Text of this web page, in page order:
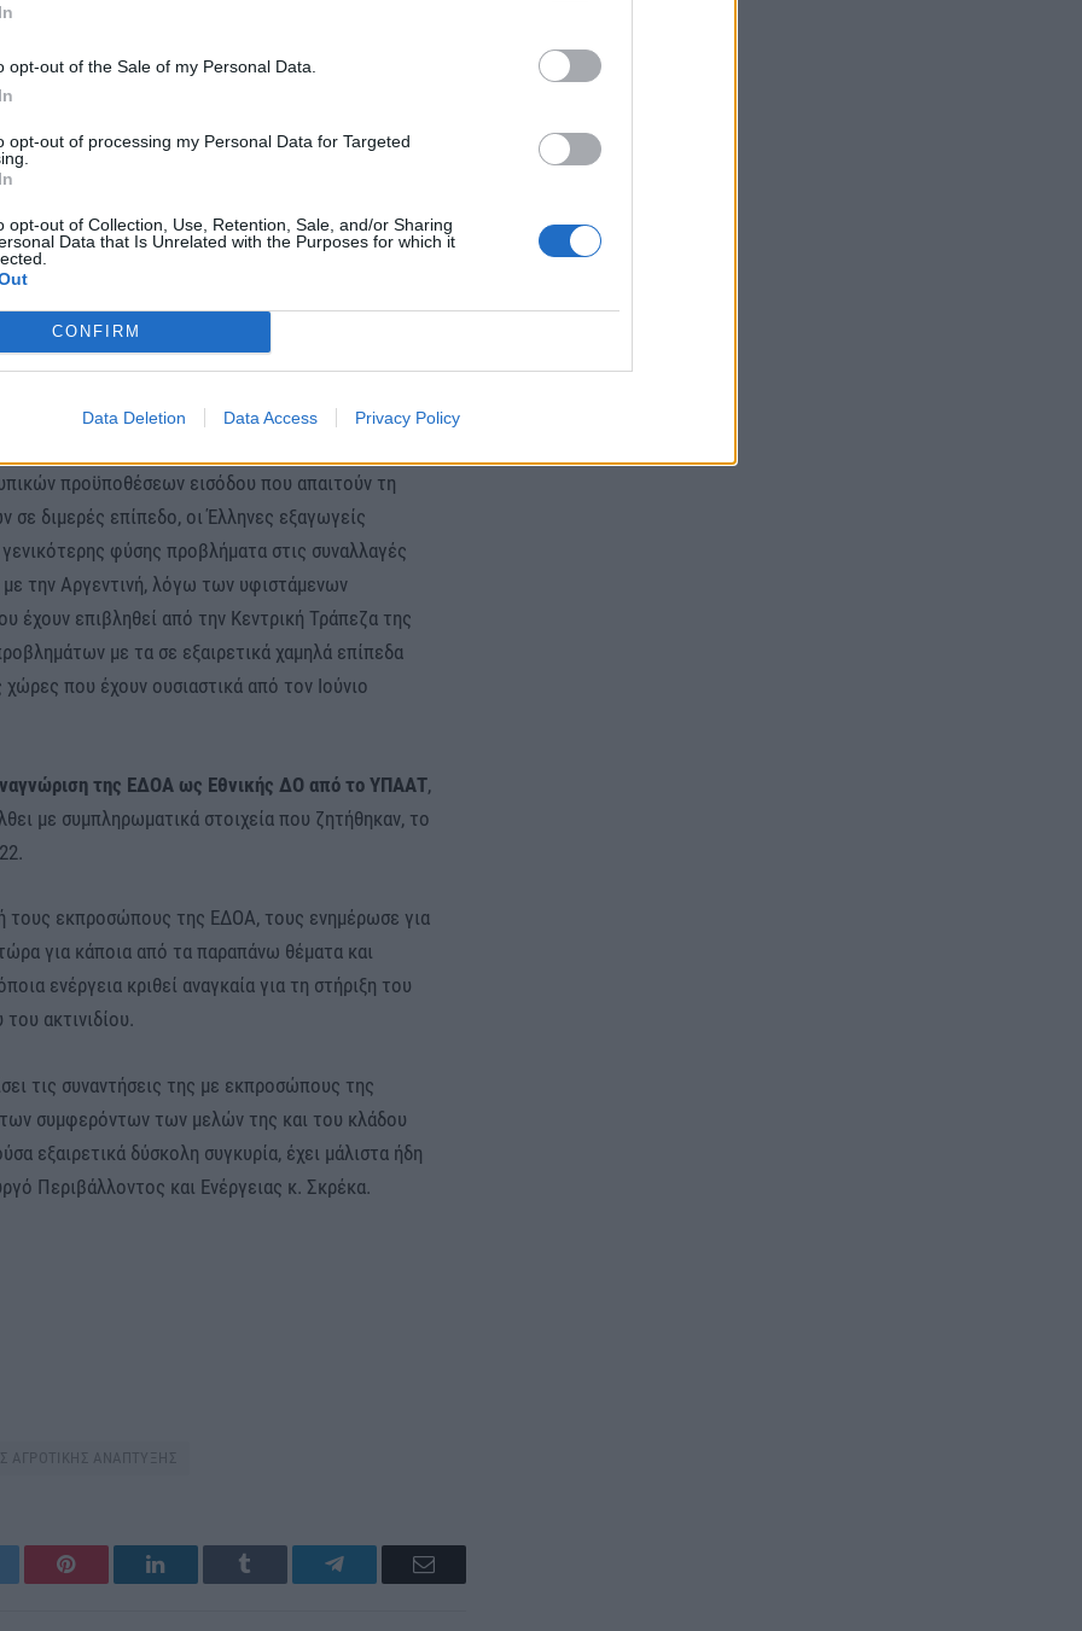
opt-out of the Sale of my Personal Data.
opt-out of processing my Personal Data for Targeted
opt-out of Collection, Use, Retention, Sale, and/or Sharing
Data that Is Unrelated with the Purposes for which it
CONFIRM
Data Deletion Data Access Privacy Policy
πρόβλημα της έλλειψης εργατών γης
συνεχίζει να απειλεί άμεσα τη φετινή
ακτινιδίων και η παράνομη διακίνηση στο
που έρχονται από τη μια σε αντίθεση με την
άλλη να καταστρέψει την εικόνα των ελληνικών
των προϋποθέσεων εισόδου του ελληνικού
χωρών
προϋποθέσεων εισόδου που απαιτούν τη
σε διμερές επίπεδο, οι Έλληνες εξαγωγείς
γενικότερης φύσης προβλήματα στις συναλλαγές
την Αργεντινή, λόγω των υφιστάμενων
έχουν επιβληθεί από την Κεντρική Τράπεζα της
με τα σε εξαιρετικά χαμηλά επίπεδα
που έχουν ουσιαστικά από τον Ιούνιο
της ΕΔΟΑ ως Εθνικής ΔΟ από το ΥΠΑΑΤ,
με συμπληρωματικά στοιχεία που ζητήθηκαν, το
τους εκπροσώπους της ΕΔΟΑ, τους ενημέρωσε για
για κάποια από τα παραπάνω θέματα και
ενέργεια κριθεί αναγκαία για τη στήριξη του
ακτινιδίου.
τις συναντήσεις της με εκπροσώπους της
συμφερόντων των μελών της και του κλάδου
εξαιρετικά δύσκολη συγκυρία, έχει μάλιστα ήδη
Περιβάλλοντος και Ενέργειας κ. Σκρέκα.
ΑΓΡΟΤΙΚΗΣ ΑΝΑΠΤΥΞΗΣ
Pinterest LinkedIn Tumblr Telegram Email